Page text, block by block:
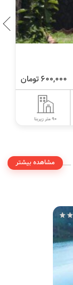
600,000 تومان
90 متر زیربنا
مشاهده بیشتر